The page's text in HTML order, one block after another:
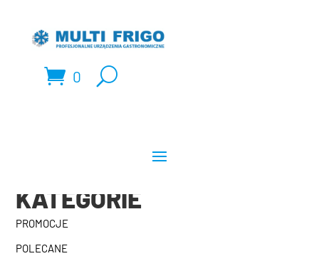
0
KATEGORIE
PROMOCJE
POLECANE